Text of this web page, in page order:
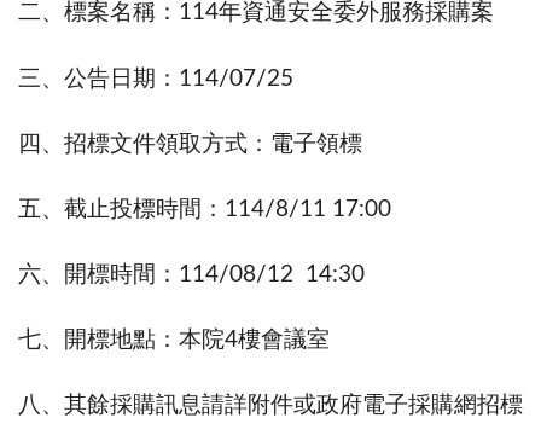
二、標案名稱：114年資通安全委外服務採購案
三、公告日期：114/07/25
四、招標文件領取方式：電子領標
五、截止投標時間：114/8/11 17:00
六、開標時間：114/08/12 14:30
七、開標地點：本院4樓會議室
八、其餘採購訊息請詳附件或政府電子採購網招標